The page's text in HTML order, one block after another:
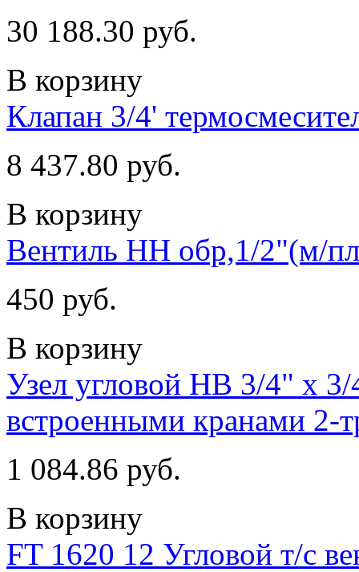
30 188.30 руб.
В корзину
Клапан 3/4'
8 437.80 руб.
В корзину
Вентиль НН обр,1/2"(м/
450 руб.
В корзину
Узел угловой НВ 3/4" х
встроенными кранами 2-
1 084.86 руб.
В корзину
FT 1620 12 Угловой т/с